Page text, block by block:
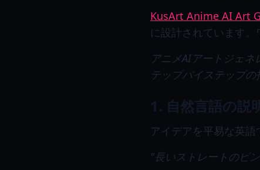
KusArt Anime AI Art
に設計されています
アニメAIアートジェ
テップバイステップの
1. 自然言語の説
アイデアを平易な英
"長いストレートのピ